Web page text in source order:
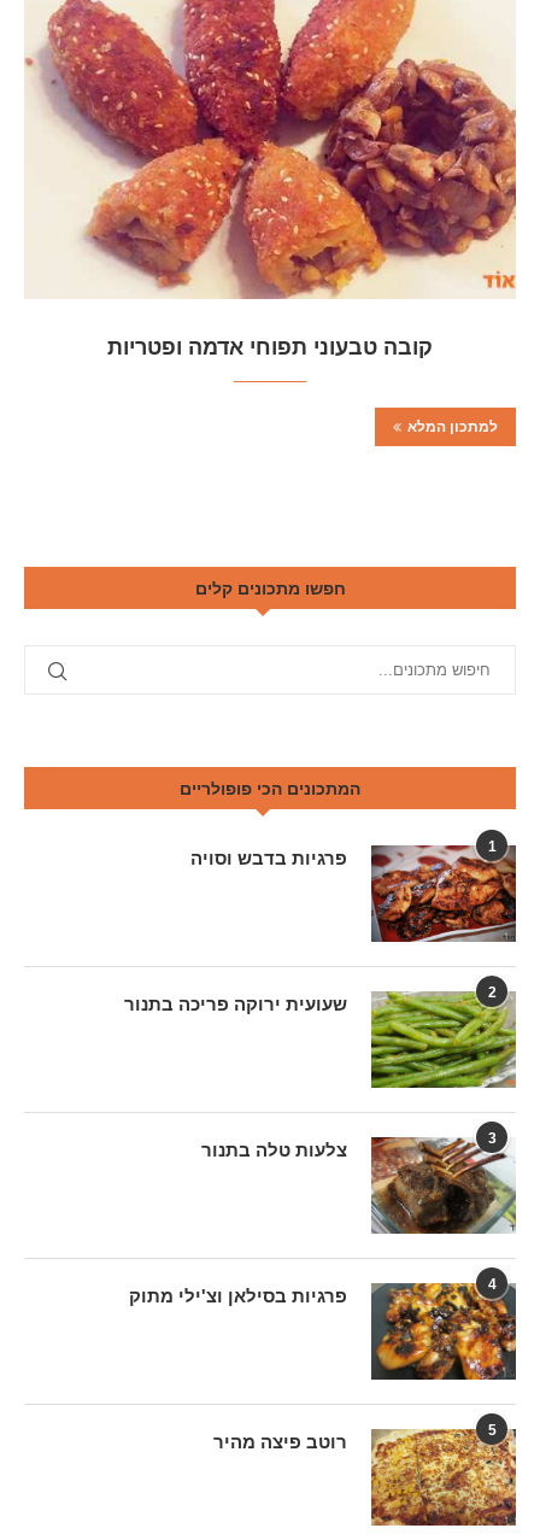
קובה טבעוני תפוחי אדמה ופטריות
למתכון המלא
חפשו מתכונים קלים
המתכונים הכי פופולריים
1
פרגיות בדבש וסויה
2
שעועית ירוקה פריכה בתנור
3
צלעות טלה בתנור
4
פרגיות בסילאן וצ'ילי מתוק
5
רוטב פיצה מהיר